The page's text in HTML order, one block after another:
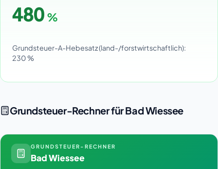
480 %
Grundsteuer-A-Hebesatz (land-/forstwirtschaftlich):
230 %
Grundsteuer-Rechner für Bad Wiessee
GRUNDSTEUER-RECHNER
Bad Wiessee